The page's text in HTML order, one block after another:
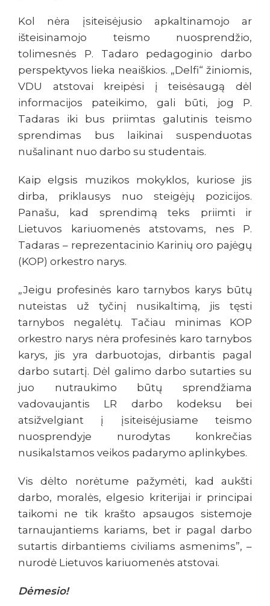
Kol nėra įsiteisėjusio apkaltinamojo ar
išteisinamojo teismo nuosprendžio,
tolimesnės P. Tadaro pedagoginio darbo
perspektyvos lieka neaiškios. „Delfi“ žiniomis,
VDU atstovai kreipėsi į teisėsaugą dėl
informacijos pateikimo, gali būti, jog P.
Tadaras iki bus priimtas galutinis teismo
sprendimas bus laikinai suspenduotas
nušalinant nuo darbo su studentais.
Kaip elgsis muzikos mokyklos, kuriose jis
dirba, priklausys nuo steigėjų pozicijos.
Panašu, kad sprendimą teks priimti ir
Lietuvos kariuomenės atstovams, nes P.
Tadaras – reprezentacinio Karinių oro pajėgų
(KOP) orkestro narys.
„Jeigu profesinės karo tarnybos karys būtų
nuteistas už tyčinį nusikaltimą, jis tęsti
tarnybos negalėtų. Tačiau minimas KOP
orkestro narys nėra profesinės karo tarnybos
karys, jis yra darbuotojas, dirbantis pagal
darbo sutartį. Dėl galimo darbo sutarties su
juo nutraukimo būtų sprendžiama
vadovaujantis LR darbo kodeksu bei
atsižvelgiant į įsiteisėjusiame teismo
nuosprendyje nurodytas konkrečias
nusikalstamos veikos padarymo aplinkybes.
Vis dėlto norėtume pažymėti, kad aukšti
darbo, moralės, elgesio kriterijai ir principai
taikomi ne tik krašto apsaugos sistemoje
tarnaujantiems kariams, bet ir pagal darbo
sutartis dirbantiems civiliams asmenims”, –
nurodė Lietuvos kariuomenės atstovai.
Dėmesio!